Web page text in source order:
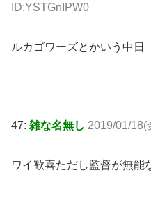
ID:YSTGnIPW0
ルカゴワーズとかいう中日
47: 雑な名無し 2019/01/18(
ワイ歓喜ただし監督が無能